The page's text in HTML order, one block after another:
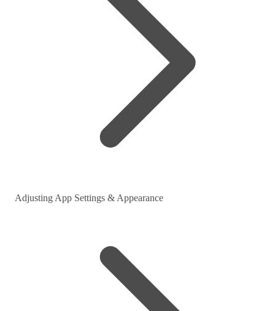
Adjusting App Settings & Appearance